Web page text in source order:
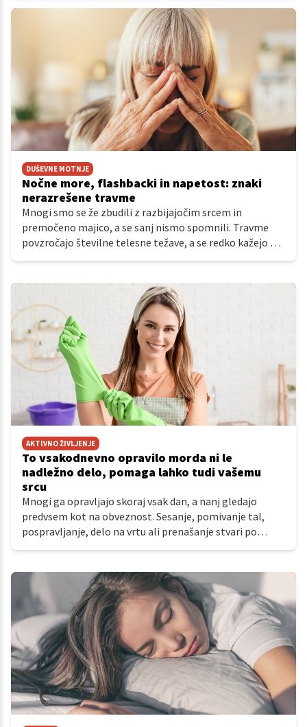
DUŠEVNE MOTNJE
Nočne more, flashbacki in napetost: znaki
nerazrešene travme
Mnogi smo se že zbudili z razbijajočim srcem in
premočeno majico, a se sanj nismo spomnili. Travme
povzročajo številne telesne težave, a se redko kažejo v
obliki filmskih flashbackov, v katerih bi živo podoživljali
AKTIVNO ŽIVLJENJE
To vsakodnevno opravilo morda ni le
nadležno delo, pomaga lahko tudi vašemu
srcu
Mnogi ga opravljajo skoraj vsak dan, a nanj gledajo
predvsem kot na obveznost. Sesanje, pomivanje tal,
pospravljanje, delo na vrtu ali prenašanje stvari po
domu običajno niso opravila, ki bi jih povezovali z